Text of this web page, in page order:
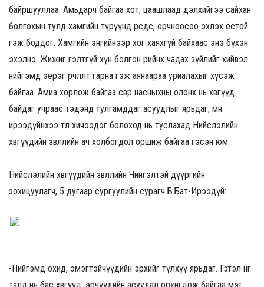
байршууллаа. Амьдарч байгаа хот, цаашлаад дэлхийгээ сайхан
болгохын тулд хамгийн түрүүнд өөрсдөөсөө, орчноосоо эхлэх ёстой
гэж боддог. Хамгийн энгийнээр хог хаяхгүй байхаас энэ бүхэн
эхэлнэ. Жижиг гэлтгүй хүн болгон өөрийнхөө чадах зүйлийг хийвэл
нийгэмд эерэг өөрчлөлт гарна гэж аянаараа уриалахыг хүсэж
байгаа. Амиа хорлож байгаа өсвөр насныхны олонх нь хөвгүүд
байдаг учраас тэдэнд тулгамддаг асуудлыг ярьдаг, мөн
ирээдүйнхээ төлөө хичээдэг болоход нь туслахад Нийслэлийн
хөвгүүдийн зөвлөлийн ач холбогдол оршиж байгаа гэсэн юм.
Нийслэлийн хөвгүүдийн зөвлөлийн Чингэлтэй дүүргийн
зохицуулагч, 5 дугаар сургуулийн сурагч Б.Бат-Ирээдүй:
-Нийгэмд охид, эмэгтэйчүүдийн эрхийг түлхүү ярьдаг. Гэтэл нөгөө